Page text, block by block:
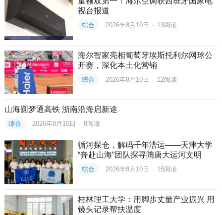
视台报道
综合 2026年8月10日 · 13阅读
海尔智家亮相葡萄牙埃斯托利尔网球公
开赛，深化本土化营销
综合 2026年8月10日 · 12阅读
山海圆梦通高铁 浙南沿海启新途
综合 2026年8月10日 · 8阅读
循河探仓，解码千年漕运——天津大学
“奔赴山海”团队探寻隋唐大运河文明
综合 2026年8月10日 · 15阅读
桂林理工大学：用脚步丈量产业振兴 用
镜头记录帮扶温度